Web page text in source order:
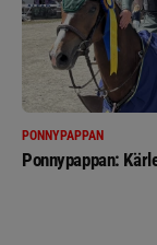
PONNYPAPPAN
Ponnypappan: